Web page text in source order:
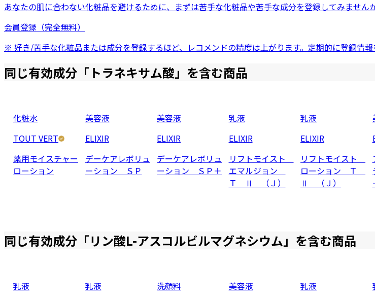
あなたの肌に合わない化粧品を避けるために、まずは苦手な化粧品や苦手な成分を登録してみません
会員登録（完全無料）
※ 好き/苦手な化粧品または成分を登録するほど、レコメンドの精度は上がります。定期的に登録情報
同じ有効成分「 トラネキサム酸」を含む商品
化粧水
TOUT VERT
薬用モイスチャー
ローション
美容液
ELIXIR
デーケアレボリュ
ーション ＳＰ
美容液
ELIXIR
デーケアレボリュ
ーション ＳＰ＋
乳液
ELIXIR
リフトモイスト
エマルジョン
Ｔ Ⅱ （Ｊ）
乳液
ELIXIR
リフトモイスト
ローション Ｔ
Ⅱ （Ｊ）
同じ有効成分「リン酸L-アスコルビルマグネシウム」を含む商品
乳液
乳液
洗顔料
美容液
乳液